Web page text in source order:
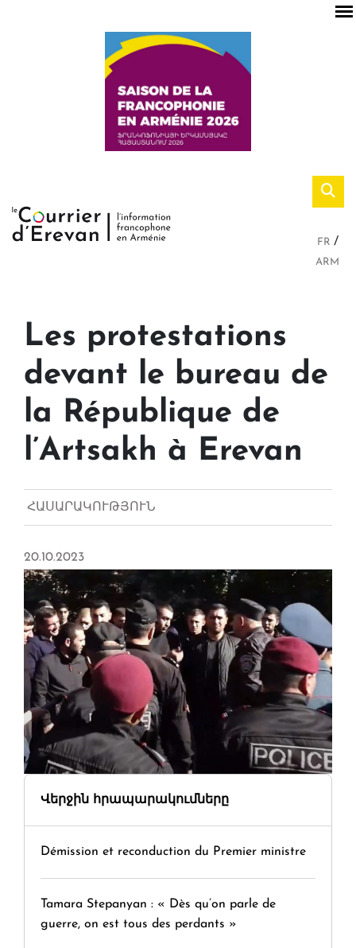
FR
ARM
Les protestations
devant le bureau de
la République de
l’Artsakh à Erevan
ՀԱՍԱՐԱԿՈՒԹՅՈՒՆ
20.10.2023
Վերջին հրապարակումները
Démission et reconduction du Premier ministre
Tamara Stepanyan : « Dès qu’on parle de
guerre, on est tous des perdants »